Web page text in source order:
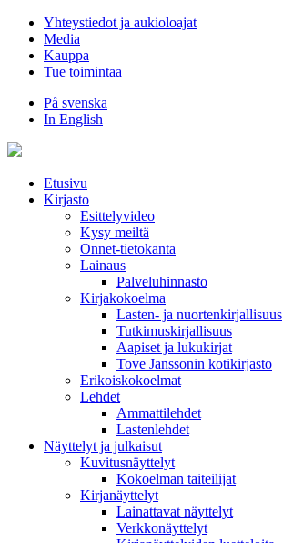
Hyppää
sisältöön
Yhteystiedot ja aukioloajat
Media
Kauppa
Tue toimintaa
På svenska
In English
Etusivu
Kirjasto
Esittelyvideo
Kysy meiltä
Onnet-tietokanta
Lainaus
Palveluhinnasto
Kirjakokoelma
Lasten- ja nuortenkirjallisuus
Tutkimuskirjallisuus
Aapiset ja lukukirjat
Tove Janssonin kotikirjasto
Erikoiskokoelmat
Lehdet
Ammattilehdet
Lastenlehdet
Näyttelyt ja julkaisut
Kuvitusnäyttelyt
Kokoelman taiteilijat
Kirjanäyttelyt
Lainattavat näyttelyt
Verkkonäyttelyt